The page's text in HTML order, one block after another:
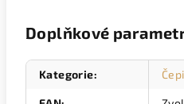
Doplňkové
Kategorie: